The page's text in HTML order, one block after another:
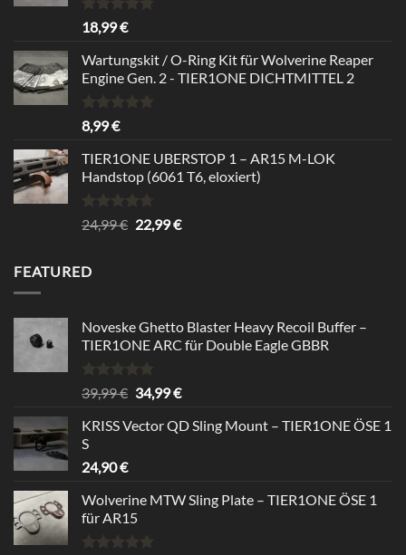
Rated5.00
out of 5
18,99€
Wartungskit / O-Ring Kit für Wolverine Reaper
Engine Gen. 2 - TIER1ONE DICHTMITTEL 2
Rated
out of 5
8,99€
TIER1ONE UBERSTOP 1 – AR15 M-LOK
Handstop (6061 T6, eloxiert)
Rated4.67
out of 5
24,99€ Original
22,99€Current
FEATURED
Noveske Ghetto Blaster Heavy Recoil Buffer –
TIER1ONE ARC für Double Eagle GBBR
Rated5.00
out of 5
39,99€ Original
was:
34,99€Current
is:
KRISS Vector QD Sling Mount – TIER1ONE ÖSE 1
S
24,90€
Wolverine MTW Sling Plate – TIER1ONE ÖSE 1
für AR15